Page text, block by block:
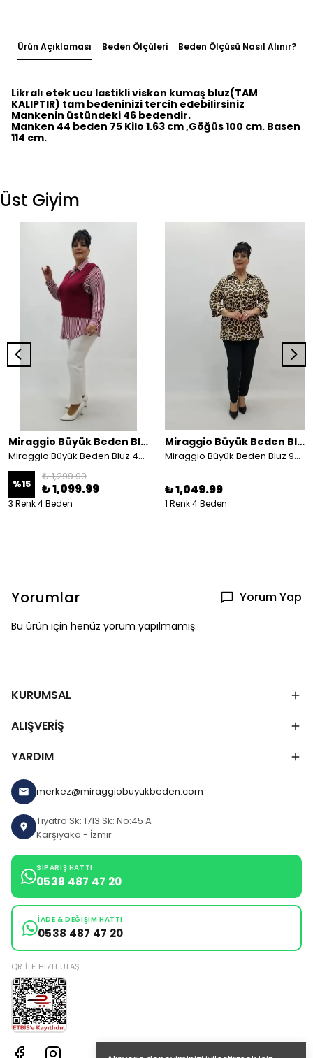
Ürün Açıklaması Beden Ölçüleri Beden Ölçüsü Nasıl Alınır?
Likralı etek ucu lastikli viskon kumaş bluz(TAM
KALIPTIR) tam bedeninizi tercih edebilirsiniz
Mankenin üstündeki 46 bedendir.
Manken 44 beden 75 Kilo 1.63 cm ,Göğüs 100 cm. Basen
114 cm.
Üst Giyim
Miraggio Büyük Beden Bluz
Miraggio Büyük Beden Bluz 4488
%15
₺ 1,299.99
₺ 1,099.99
3 Renk 4 Beden
Miraggio Büyük Beden Bluz
Miraggio Büyük Beden Bluz 99461 KAHVE
₺ 1,049.99
1 Renk 4 Beden
Yorumlar Yorum Yap
Bu ürün için henüz yorum yapılmamış.
KURUMSAL
ALIŞVERİŞ
YARDIM
merkez@miraggiobuyukbeden.com
Tiyatro Sk: 1713 Sk: No:45 A
Karşıyaka - İzmir
SIPARIŞ HATTI
0538 487 47 20
İADE & DEĞIŞIM HATTI
0538 487 47 20
QR ILE HIZLI ULAŞ